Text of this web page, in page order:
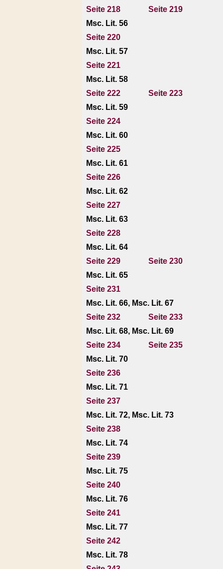
Seite 218
Seite 219
Msc. Lit. 56
Seite 220
Msc. Lit. 57
Seite 221
Msc. Lit. 58
Seite 222
Seite 223
Msc. Lit. 59
Seite 224
Msc. Lit. 60
Seite 225
Msc. Lit. 61
Seite 226
Msc. Lit. 62
Seite 227
Msc. Lit. 63
Seite 228
Msc. Lit. 64
Seite 229
Seite 230
Msc. Lit. 65
Seite 231
Msc. Lit. 66, Msc. Lit. 67
Seite 232
Seite 233
Msc. Lit. 68, Msc. Lit. 69
Seite 234
Seite 235
Msc. Lit. 70
Seite 236
Msc. Lit. 71
Seite 237
Msc. Lit. 72, Msc. Lit. 73
Seite 238
Msc. Lit. 74
Seite 239
Msc. Lit. 75
Seite 240
Msc. Lit. 76
Seite 241
Msc. Lit. 77
Seite 242
Msc. Lit. 78